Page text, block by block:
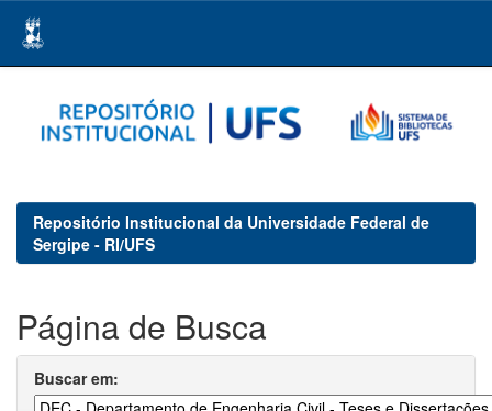
navigation
Repositório Institucional da Universidade Federal de
Sergipe - RI/UFS
Página de Busca
Buscar em: